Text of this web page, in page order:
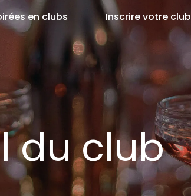
du club
en clubs Inscrire votre club